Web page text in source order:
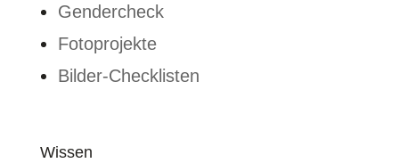
Gendercheck
Fotoprojekte
Bilder-Checklisten
Wissen